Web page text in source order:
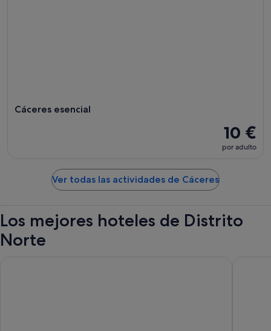
Cáceres esencial
10 €
por adulto
Ver todas las actividades de Cáceres
Los mejores hoteles de Distrito
Norte